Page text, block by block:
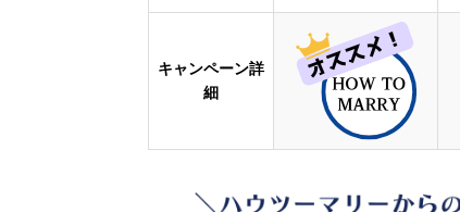
キャンペーン詳
細